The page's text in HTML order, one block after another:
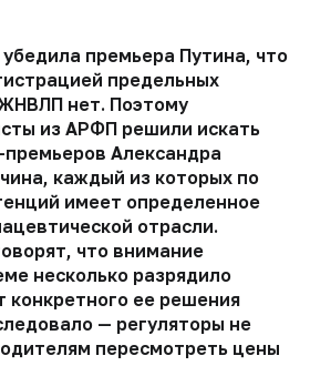
премьера Путина, что
предельных
нет. Поэтому
из АРФП решили искать
Александра
каждый из которых по
имеет определенное
отрасли.
что внимание
несколько разрядило
конкретного ее решения
— регуляторы не
пересмотреть цены